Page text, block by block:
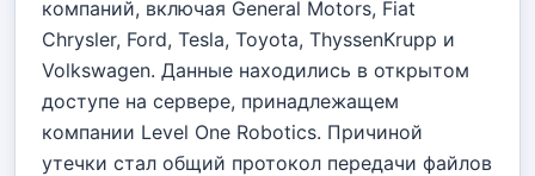
компаний, включая General Motors, Fiat
Chrysler, Ford, Tesla, Toyota, ThyssenKrupp и
Volkswagen. Данные находились в открытом
доступе на сервере, принадлежащем
компании Level One Robotics. Причиной
утечки стал общий протокол передачи файлов